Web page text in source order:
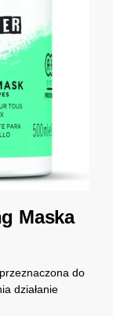
Maska
do
działanie